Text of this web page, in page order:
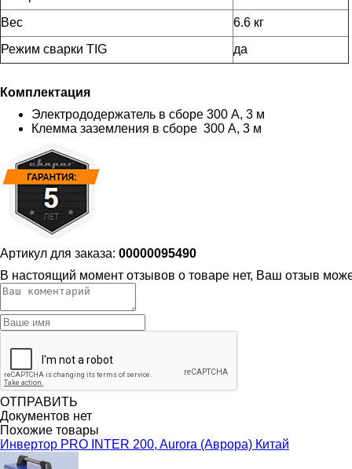
Вес
6.6 кг
Режим сварки TIG
да
Комплектация
Электрододержатель в сборе 300 А, 3 м
Клемма заземления в сборе 300 А, 3 м
Артикул для заказа: 00000095490
В настоящий момент отзывов о товаре нет, Ваш отзыв
ОТПРАВИТЬ
Документов нет
Похожие товары
Инвертор PRO INTER 200, Aurora (Аврора) Китай